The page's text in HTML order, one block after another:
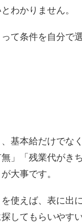
わかりません。
て条件を自分で
基本給だけでな
」「残業代がき
大事です。
使えば、表に出
してもらいやすい